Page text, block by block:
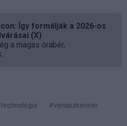
Így formálják a 2026-os
(X)
a magas órabér,
#vénaszkenner